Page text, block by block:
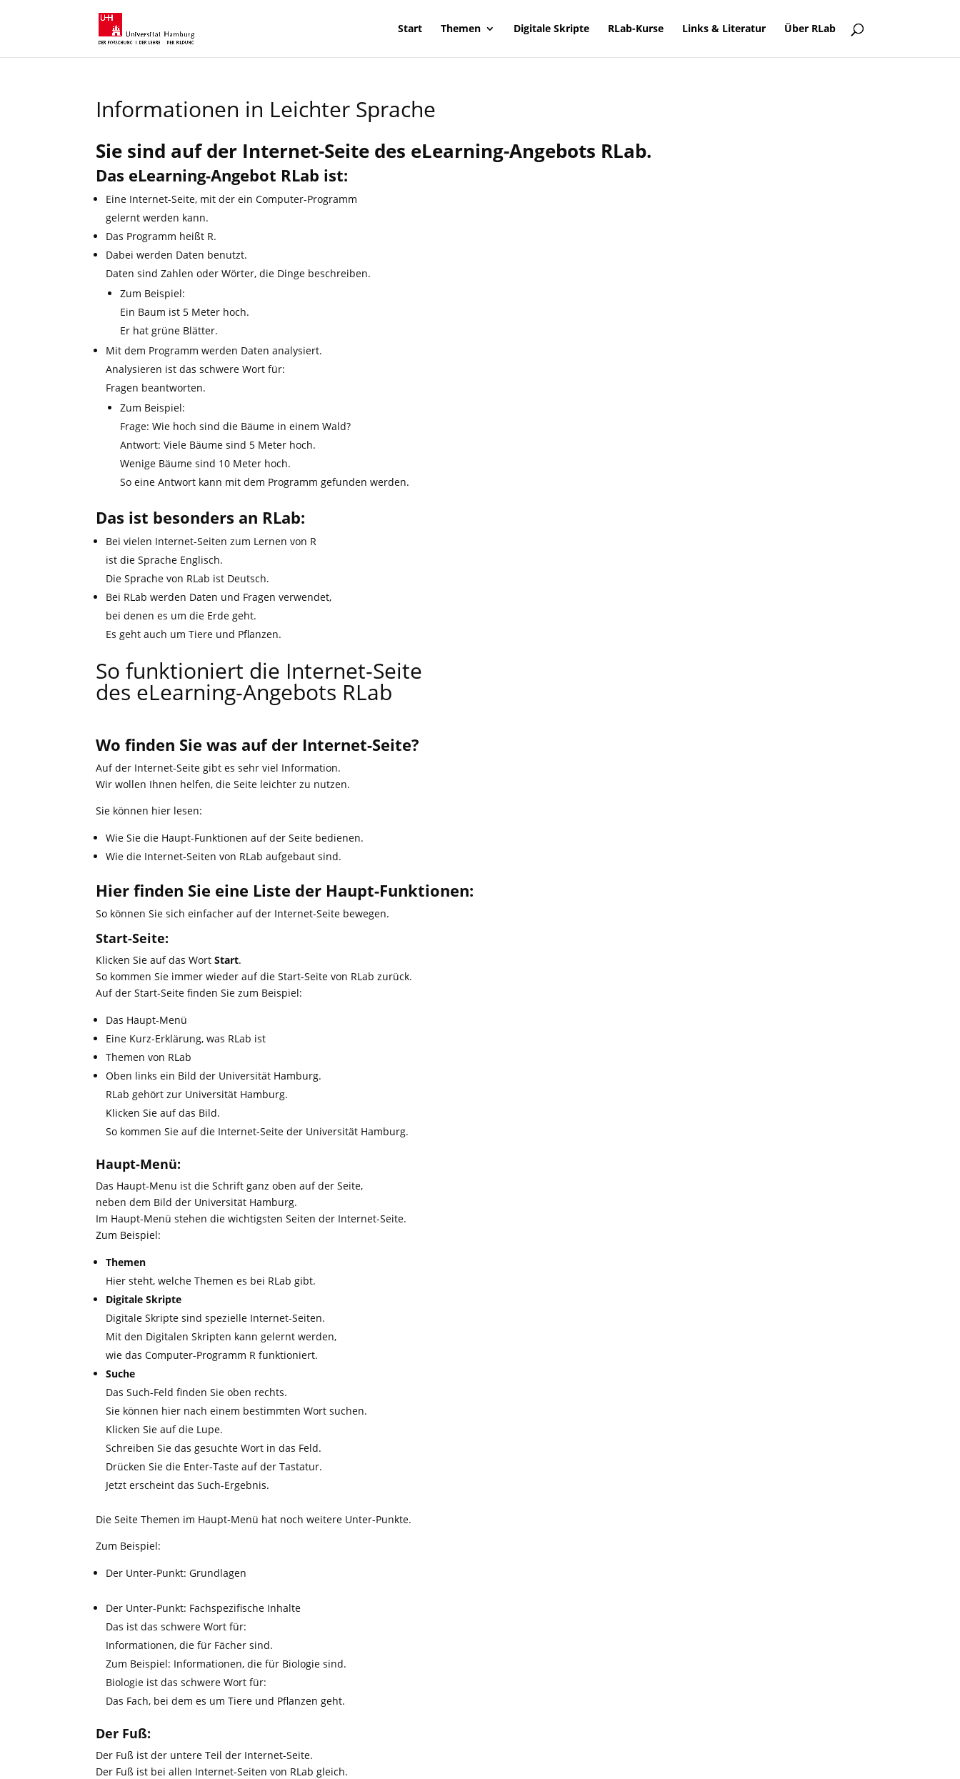
Start Themen Digitale Skripte RLab-Kurse Links & Literatur Über RLab
Informationen in Leichter Sprache
Sie sind auf der Internet-Seite des eLearning-Angebots RLab.
Das eLearning-Angebot RLab ist:
Eine Internet-Seite, mit der ein Computer-Programm
gelernt werden kann.
Das Programm heißt R.
Dabei werden Daten benutzt.
Daten sind Zahlen oder Wörter, die Dinge beschreiben.
Zum Beispiel:
Ein Baum ist 5 Meter hoch.
Er hat grüne Blätter.
Mit dem Programm werden Daten analysiert.
Analysieren ist das schwere Wort für:
Fragen beantworten.
Zum Beispiel:
Frage: Wie hoch sind die Bäume in einem Wald?
Antwort: Viele Bäume sind 5 Meter hoch.
Wenige Bäume sind 10 Meter hoch.
So eine Antwort kann mit dem Programm gefunden werden.
Das ist besonders an RLab:
Bei vielen Internet-Seiten zum Lernen von R
ist die Sprache Englisch.
Die Sprache von RLab ist Deutsch.
Bei RLab werden Daten und Fragen verwendet,
bei denen es um die Erde geht.
Es geht auch um Tiere und Pflanzen.
So funktioniert die Internet-Seite
des eLearning-Angebots RLab
Wo finden Sie was auf der Internet-Seite?
Auf der Internet-Seite gibt es sehr viel Information.
Wir wollen Ihnen helfen, die Seite leichter zu nutzen.
Sie können hier lesen:
Wie Sie die Haupt-Funktionen auf der Seite bedienen.
Wie die Internet-Seiten von RLab aufgebaut sind.
Hier finden Sie eine Liste der Haupt-Funktionen:
So können Sie sich einfacher auf der Internet-Seite bewegen.
Start-Seite:
Klicken Sie auf das WortStart.
So kommen Sie immer wieder auf die Start-Seite von RLab zurück.
Auf der Start-Seite finden Sie zum Beispiel:
Das Haupt-Menü
Eine Kurz-Erklärung, was RLab ist
Themen von RLab
Oben links ein Bild der Universität Hamburg.
RLab gehört zur Universität Hamburg.
Klicken Sie auf das Bild.
So kommen Sie auf die Internet-Seite der Universität Hamburg.
Haupt-Menü:
Das Haupt-Menu ist die Schrift ganz oben auf der Seite,
neben dem Bild der Universität Hamburg.
Im Haupt-Menü stehen die wichtigsten Seiten der Internet-Seite.
Zum Beispiel:
Themen
Hier steht, welche Themen es bei RLab gibt.
Digitale Skripte
Digitale Skripte sind spezielle Internet-Seiten.
Mit den Digitalen Skripten kann gelernt werden,
wie das Computer-Programm R funktioniert.
Suche
Das Such-Feld finden Sie oben rechts.
Sie können hier nach einem bestimmten Wort suchen.
Klicken Sie auf die Lupe.
Schreiben Sie das gesuchte Wort in das Feld.
Drücken Sie die Enter-Taste auf der Tastatur.
Jetzt erscheint das Such-Ergebnis.
Die Seite Themen im Haupt-Menü hat noch weitere Unter-Punkte.
Zum Beispiel:
Der Unter-Punkt: Grundlagen
Der Unter-Punkt: Fachspezifische Inhalte
Das ist das schwere Wort für:
Informationen, die für Fächer sind.
Zum Beispiel: Informationen, die für Biologie sind.
Biologie ist das schwere Wort für:
Das Fach, bei dem es um Tiere und Pflanzen geht.
Der Fuß:
Der Fuß ist der untere Teil der Internet-Seite.
Der Fuß ist bei allen Internet-Seiten von RLab gleich.